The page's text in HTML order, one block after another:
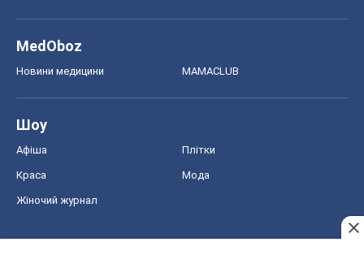
MedOboz
Новини медицини MAMACLUB
Шоу
Афіша Плітки
Краса Мода
Жіночий журнал